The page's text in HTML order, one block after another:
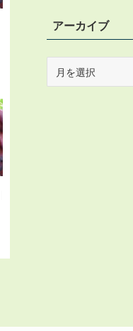
アーカイブ